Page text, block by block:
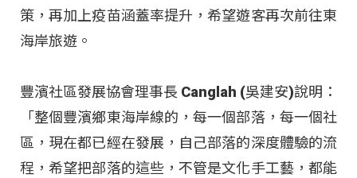
策，再加上疫苗涵蓋率提升，希望遊客再次前往東
海岸旅遊。
豐濱社區發展協會理事長 Canglah (吳建安)說明：
「整個豐濱鄉東海岸線的，每一個部落，每一個社
區，現在都已經在發展，自己部落的深度體驗的流
程，希望把部落的這些，不管是文化手工藝，都能